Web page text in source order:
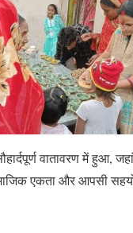
वातावरण में हुआ,
एकता और आपसी